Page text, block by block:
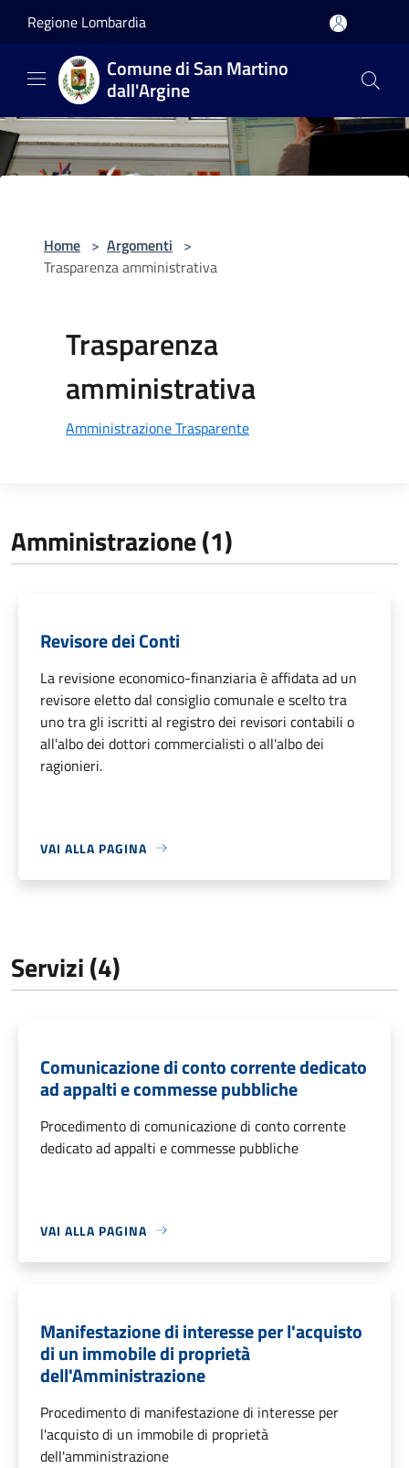
Regione Lombardia
Comune di San Martino
dall'Argine
Home > Argomenti >
Trasparenza amministrativa
Trasparenza
amministrativa
Amministrazione Trasparente
Amministrazione (1)
Revisore dei Conti
La revisione economico-finanziaria è affidata ad un
revisore eletto dal consiglio comunale e scelto tra
uno tra gli iscritti al registro dei revisori contabili o
all'albo dei dottori commercialisti o all'albo dei
ragionieri.
VAI ALLA PAGINA
Servizi (4)
Comunicazione di conto corrente dedicato
ad appalti e commesse pubbliche
Procedimento di comunicazione di conto corrente
dedicato ad appalti e commesse pubbliche
VAI ALLA PAGINA
Manifestazione di interesse per l'acquisto
di un immobile di proprietà
dell'Amministrazione
Procedimento di manifestazione di interesse per
l'acquisto di un immobile di proprietà
dell'amministrazione